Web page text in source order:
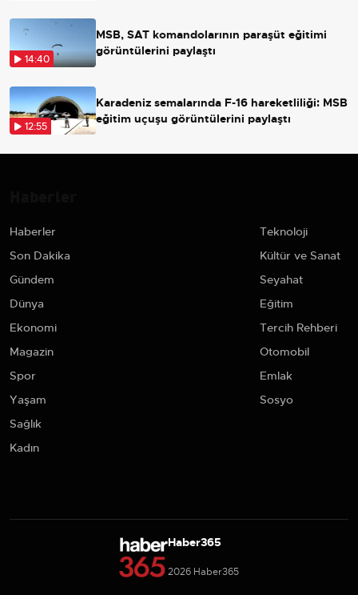
14:40
MSB, SAT komandolarının paraşüt eğitimi
görüntülerini paylaştı
12:55
Karadeniz semalarında F-16 hareketliliği: MSB
eğitim uçuşu görüntülerini paylaştı
Haberler
Son Dakika
Gündem
Dünya
Ekonomi
Magazin
Spor
Yaşam
Sağlık
Kadın
Teknoloji
Kültür ve Sanat
Seyahat
Eğitim
Tercih Rehberi
Otomobil
Emlak
Sosyo
Haber365
2026 Haber365